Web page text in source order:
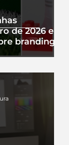
de 2026 e o
branding